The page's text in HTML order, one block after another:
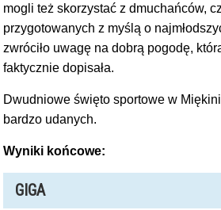
mogli też skorzystać z dmuchańców,
przygotowanych z myślą o
zwróciło uwagę na dobrą pogodę,
faktycznie dopisała.
Dwudniowe święto sportowe w
bardzo udanych.
Wyniki końcowe:
GIGA